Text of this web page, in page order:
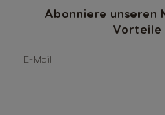
Abonniere unseren
Vorteile
E-Mail